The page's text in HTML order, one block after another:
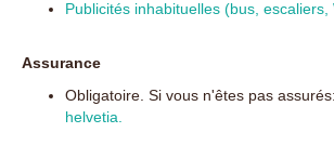
Publicités inhabituelles (bus, escaliers,
Assurance
Obligatoire. Si vous n'êtes pas assurés:
helvetia.